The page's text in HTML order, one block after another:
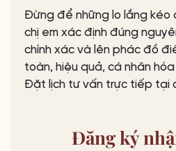
Đừng để những lo lắng kéo
chị em xác định đúng
chính xác và lên phác đồ
toàn, hiệu quả, cá nhân
Đặt lịch tư vấn trực tiếp tại
Đăng ký